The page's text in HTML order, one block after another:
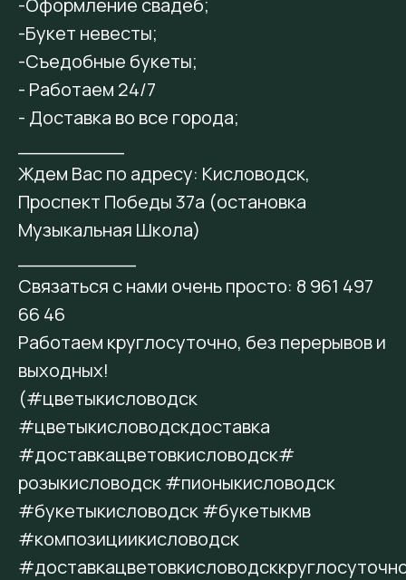
-Букет невесты;
-Съедобные букеты;
- Работаем 24/7
- Доставка во все города;
Ждем Вас по адресу: Кисловодск,
Проспект Победы 37а (остановка
Музыкальная Школа)
Связаться с нами очень просто: 8 961 497
66 46
Работаем круглосуточно, без перерывов и
выходных!
(#цветыкисловодск
#цветыкисловодскдоставка
#доставкацветовкисловодск#
розыкисловодск #пионыкисловодск
#букетыкисловодск #букетыкмв
#композициикисловодск